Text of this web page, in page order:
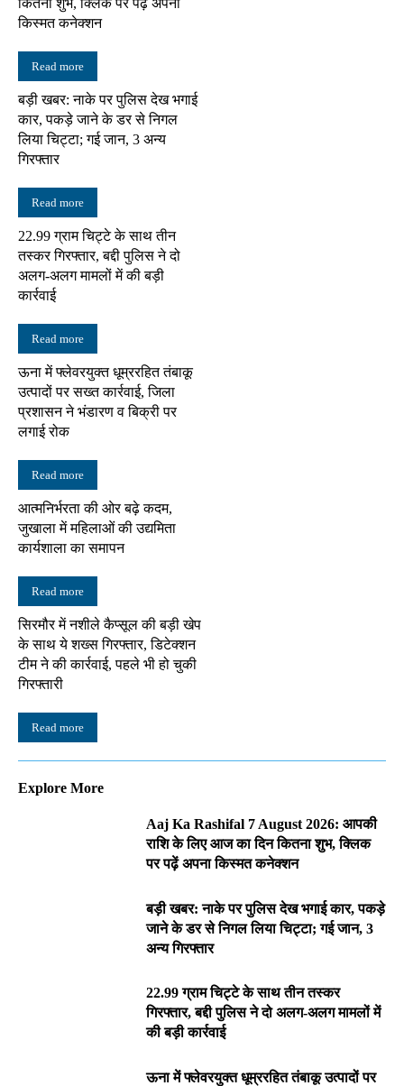
किस्मत कनेक्शन
Read more
बड़ी खबर: नाके पर पुलिस देख भगाई
कार, पकड़े जाने के डर से निगल
लिया चिट्टा; गई जान, 3 अन्य
गिरफ्तार
Read more
22.99 ग्राम चिट्टे के साथ तीन
तस्कर गिरफ्तार, बद्दी पुलिस ने दो
अलग-अलग मामलों में की बड़ी
कार्रवाई
Read more
ऊना में फ्लेवरयुक्त धूम्ररहित तंबाकू
उत्पादों पर सख्त कार्रवाई, जिला
प्रशासन ने भंडारण व बिक्री पर
लगाई रोक
Read more
आत्मनिर्भरता की ओर बढ़े कदम,
जुखाला में महिलाओं की उद्यमिता
कार्यशाला का समापन
Read more
सिरमौर में नशीले कैप्सूल की बड़ी खेप
के साथ ये शख्स गिरफ्तार, डिटेक्शन
टीम ने की कार्रवाई, पहले भी हो चुकी
गिरफ्तारी
Read more
Explore More
Aaj Ka Rashifal 7 August 2026: आपकी
राशि के लिए आज का दिन कितना शुभ, क्लिक
पर पढ़ें अपना किस्मत कनेक्शन
बड़ी खबर: नाके पर पुलिस देख भगाई कार, पकड़े
जाने के डर से निगल लिया चिट्टा; गई जान, 3
अन्य गिरफ्तार
22.99 ग्राम चिट्टे के साथ तीन तस्कर
गिरफ्तार, बद्दी पुलिस ने दो अलग-अलग मामलों में
की बड़ी कार्रवाई
ऊना में फ्लेवरयुक्त धूम्ररहित तंबाकू उत्पादों पर